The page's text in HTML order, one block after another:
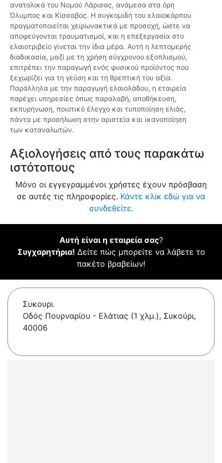
ανατολικά του Νομού Λάρισας, ανάμεσα στα όρη
Όλυμπος και Κίσσαβος. Η συγκομιδή του ελαιοκάρπου
πραγματοποιείται χειρωνακτικά με προσοχή, ώστε να
αποφεύγονται τραυματισμοί, και η επεξεργασία στο
ελαιοτριβείο γίνεται την ίδια μέρα. Αυτή η λεπτομερής
διαδικασία, μαζί με τη χρήση σύγχρονου εξοπλισμού,
επιτρέπει την παραγωγή ενός φυσικού προϊόντος που
ξεχωρίζει για τη γεύση και τη θρεπτική του αξία.
Παράλληλα με την παραγωγή ελαιολάδου, η εταιρεία
παρέχει υπηρεσίες όπως παραλαβή, αποθήκευση,
εκπυρήνωση, ποιοτικό έλεγχο και τυποποίηση ελιάς,
πάντα με προσήλωση στην αριστεία και ικανοποίηση
των καταναλωτών.
Αξιολογήσεις από τους παρακάτω
ιστότοπους
Μόνο οι εγγεγραμμένοι χρήστες έχουν πρόσβαση
σε αυτές τις πληροφορίες. Κάντε κλικ εδώ για να
συνδεθείτε.
Αυτή είναι η εταιρεία σας?
Συγχαρητήρια! Δείτε πώς μπορείτε να λάβετε το
πακέτο βραβείων!
Συκουρι
Οδός Πουρναρίου - Ελάτιας (1 χλμ.), Συκούρι,
40006